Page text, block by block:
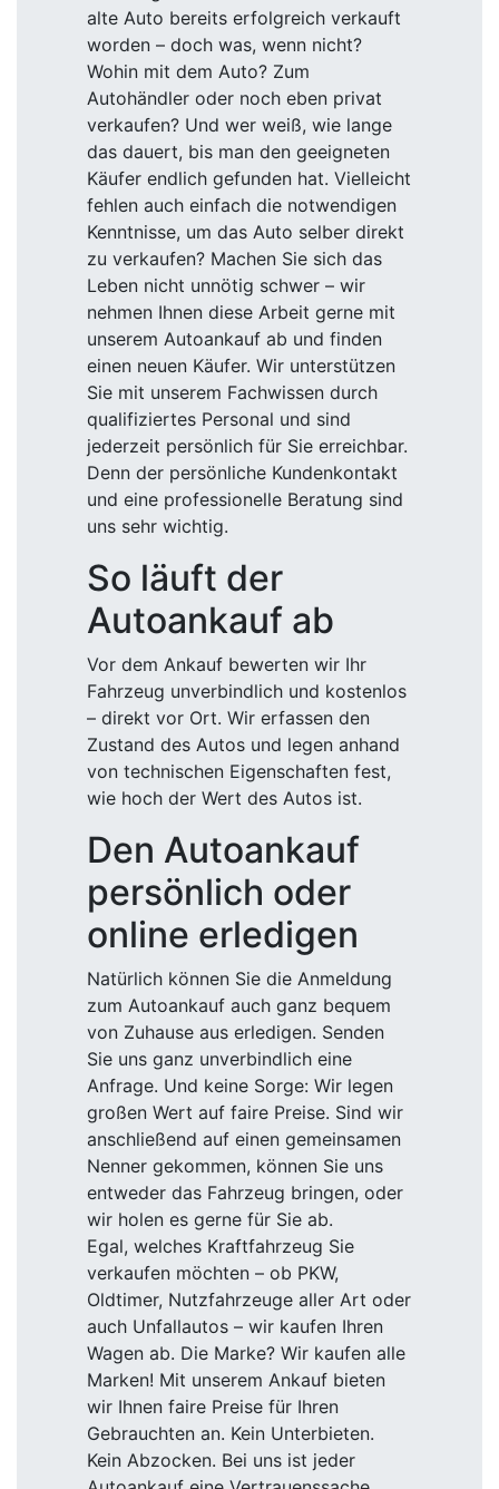
alte Auto bereits erfolgreich verkauft
worden – doch was, wenn nicht?
Wohin mit dem Auto? Zum
Autohändler oder noch eben privat
verkaufen? Und wer weiß, wie lange
das dauert, bis man den geeigneten
Käufer endlich gefunden hat. Vielleicht
fehlen auch einfach die notwendigen
Kenntnisse, um das Auto selber direkt
zu verkaufen? Machen Sie sich das
Leben nicht unnötig schwer – wir
nehmen Ihnen diese Arbeit gerne mit
unserem Autoankauf ab und finden
einen neuen Käufer. Wir unterstützen
Sie mit unserem Fachwissen durch
qualifiziertes Personal und sind
jederzeit persönlich für Sie erreichbar.
Denn der persönliche Kundenkontakt
und eine professionelle Beratung sind
uns sehr wichtig.
So läuft der
Autoankauf ab
Vor dem Ankauf bewerten wir Ihr
Fahrzeug unverbindlich und kostenlos
– direkt vor Ort. Wir erfassen den
Zustand des Autos und legen anhand
von technischen Eigenschaften fest,
wie hoch der Wert des Autos ist.
Den Autoankauf
persönlich oder
online erledigen
Natürlich können Sie die Anmeldung
zum Autoankauf auch ganz bequem
von Zuhause aus erledigen. Senden
Sie uns ganz unverbindlich eine
Anfrage. Und keine Sorge: Wir legen
großen Wert auf faire Preise. Sind wir
anschließend auf einen gemeinsamen
Nenner gekommen, können Sie uns
entweder das Fahrzeug bringen, oder
wir holen es gerne für Sie ab.
Egal, welches Kraftfahrzeug Sie
verkaufen möchten – ob PKW,
Oldtimer, Nutzfahrzeuge aller Art oder
auch Unfallautos – wir kaufen Ihren
Wagen ab. Die Marke? Wir kaufen alle
Marken! Mit unserem Ankauf bieten
wir Ihnen faire Preise für Ihren
Gebrauchten an. Kein Unterbieten.
Kein Abzocken. Bei uns ist jeder